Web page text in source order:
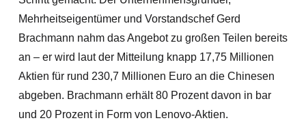
Mehrheitseigentümer und Vorstandschef Gerd
Brachmann nahm das Angebot zu großen Teilen bereits
an – er wird laut der Mitteilung knapp 17,75 Millionen
Aktien für rund 230,7 Millionen Euro an die Chinesen
abgeben. Brachmann erhält 80 Prozent davon in bar
und 20 Prozent in Form von Lenovo-Aktien.